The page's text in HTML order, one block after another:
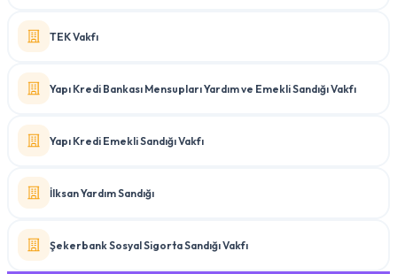
TEK Vakfı
Yapı Kredi Bankası Mensupları Yardım ve Emekli Sandığı Vakfı
Yapı Kredi Emekli Sandığı Vakfı
İlksan Yardım Sandığı
Şekerbank Sosyal Sigorta Sandığı Vakfı